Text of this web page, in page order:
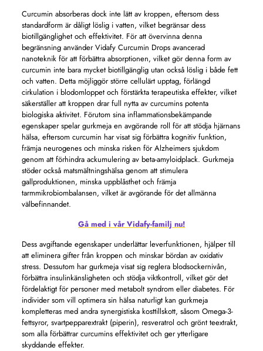
Curcumin absorberas dock inte lätt av kroppen, eftersom dess
standardform är dåligt löslig i vatten, vilket begränsar dess
biotillgänglighet och effektivitet. För att övervinna denna
begränsning använder Vidafy Curcumin Drops avancerad
nanoteknik för att förbättra absorptionen, vilket gör denna form av
curcumin inte bara mycket biotillgänglig utan också löslig i både fett
och vatten. Detta möjliggör större cellulärt upptag, förlängd
cirkulation i blodomloppet och förstärkta terapeutiska effekter, vilket
säkerställer att kroppen drar full nytta av curcumins potenta
biologiska aktivitet. Förutom sina inflammationsbekämpande
egenskaper spelar gurkmeja en avgörande roll för att stödja hjärnans
hälsa, eftersom curcumin har visat sig förbättra kognitiv funktion,
främja neurogenes och minska risken för Alzheimers sjukdom
genom att förhindra ackumulering av beta-amyloidplack. Gurkmeja
stöder också matsmältningshälsa genom att stimulera
gallproduktionen, minska uppblåsthet och främja
tarmmikrobiombalansen, vilket är avgörande för det allmänna
välbefinnandet.
Gå med i vår Vidafy-familj nu!
Dess avgiftande egenskaper underlättar leverfunktionen, hjälper till
att eliminera gifter från kroppen och minskar bördan av oxidativ
stress. Dessutom har gurkmeja visat sig reglera blodsockernivån,
förbättra insulinkänsligheten och stödja viktkontroll, vilket gör det
fördelaktigt för personer med metabolt syndrom eller diabetes. För
individer som vill optimera sin hälsa naturligt kan gurkmeja
kompletteras med andra synergistiska kosttillskott, såsom Omega-3-
fettsyror, svartpepparextrakt (piperin), resveratrol och grönt teextrakt,
som alla förbättrar curcumins effektivitet och ger ytterligare
skyddande effekter.